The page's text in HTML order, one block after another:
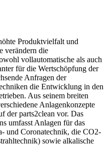
Produktvielfalt und
verändern die
vollautomatische als auch
für die Wertschöpfung der
Anfragen der
die Entwicklung in den
Aus seinem breiten
Anlagenkonzepte
der parts2clean vor. Das
umfasst Anlagen für das
und Coronatechnik, die CO2-
sowie alkalische